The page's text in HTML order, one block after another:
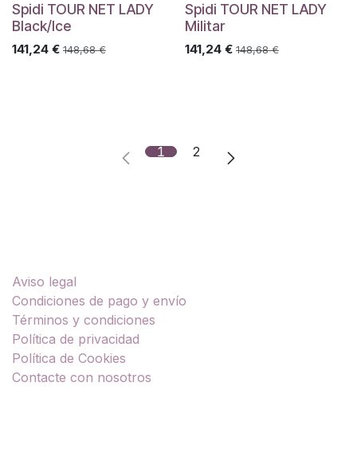
Spidi TOUR NET LADY
Black/Ice
141,24 € 148,68€
Spidi TOUR NET LADY
Militar
141,24€ 148,68€
1 2
Aviso legal
Condiciones de pago y envío
Términos y condiciones
Política de privacidad
Política de Cookies
Contacte con nosotros